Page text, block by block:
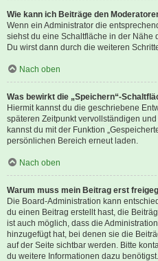
Wie kann ich Beiträge den
Wenn ein Administrator die
siehst du eine Schaltfläche in der Nähe
Du wirst dann durch die weiteren
Nach oben
Was bewirkt die „Speichern“-
Hiermit kannst du die geschriebene
späteren Zeitpunkt vervollständigen
kannst du mit der Funktion
persönlichen Bereich erneut laden.
Nach oben
Warum muss mein Beitrag erst
Die Board-Administration kann
du einen Beitrag erstellt hast, die
ist auch möglich, dass die
hinzugefügt hat, bei denen sie die
auf der Seite sichtbar werden. Bitte
du weitere Informationen dazu benötigst.